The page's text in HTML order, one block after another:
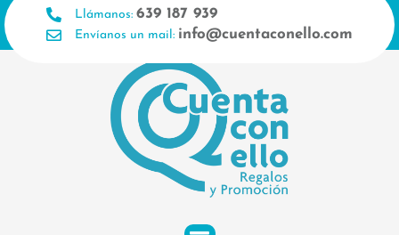
Ir
al
contenido
Llámanos: 639 187 939
Envíanos un mail: info@cuentaconello.com